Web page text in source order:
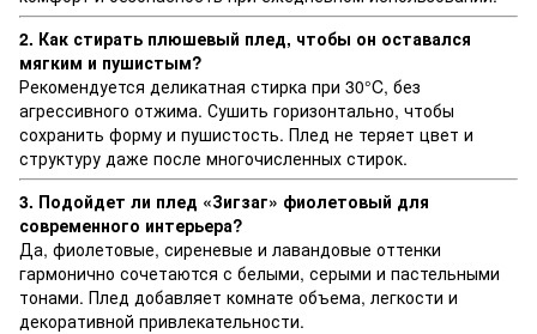
2. Как стирать плюшевый плед, чтобы он оставался
мягким и пушистым?
Рекомендуется деликатная стирка при 30°C, без
агрессивного отжима. Сушить горизонтально, чтобы
сохранить форму и пушистость. Плед не теряет цвет и
структуру даже после многочисленных стирок.
3. Подойдет ли плед «Зигзаг» фиолетовый для
современного интерьера?
Да, фиолетовые, сиреневые и лавандовые оттенки
гармонично сочетаются с белыми, серыми и пастельными
тонами. Плед добавляет комнате объема, легкости и
декоративной привлекательности.